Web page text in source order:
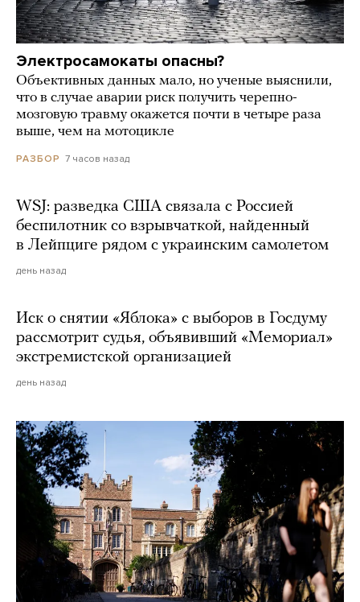
Электросамокаты опасны?
Объективных данных мало, но ученые выяснили,
что в случае аварии риск получить черепно-
мозговую травму окажется почти в четыре раза
выше, чем на мотоцикле
РАЗБОР 7 часов назад
WSJ: разведка США связала с Россией
беспилотник со взрывчаткой, найденный
в Лейпциге рядом с украинским самолетом
день назад
Иск о снятии «Яблока» с выборов в Госдуму
рассмотрит судья, объявивший «Мемориал»
экстремистской организацией
день назад